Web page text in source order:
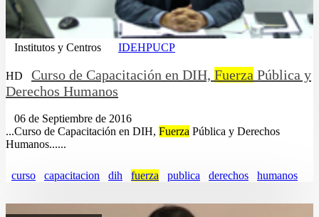
Institutos y Centros IDEHPUCP
HD Curso de Capacitación en DIH, Fuerza Pública y
Derechos Humanos
06 de Septiembre de 2016
...Curso de Capacitación en DIH, Fuerza Pública y Derechos
Humanos......
curso capacitacion dih fuerza publica derechos humanos